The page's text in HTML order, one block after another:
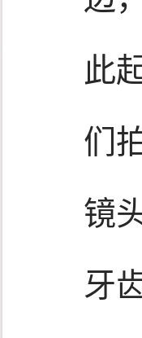
此
们
镜
牙